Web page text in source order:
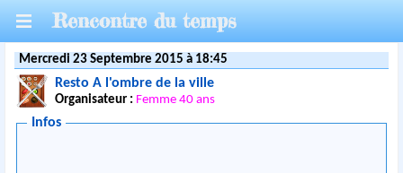
Rencontre du temps
Mercredi 23 Septembre 2015 à 18:45
Resto A l'ombre de la ville
Organisateur : Femme 40 ans
Infos